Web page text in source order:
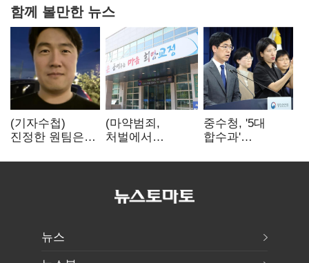
함께 볼만한 뉴스
(기자수첩)
진정한 원팀은
때 완성
(마약범죄,
처벌에서
마약은 전염병…
재활과정 개발
중"
중수청, '5대
합수과'
수사·기소
뉴스